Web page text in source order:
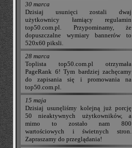
30 marca
Dzisiaj usunięci zostali dwaj
użytkownicy łamiący regulamin
top50.com.pl. Przypominamy, że
dopuszczalne wymiary bannerów to
520x60 piksli.
28 marca
Toplista top50.com.pl otrzymała
PageRank 6! Tym bardziej zachęcamy
do zapisania się i promowania na
top50.com.pl.
15 maja
Dzisiaj usunęliśmy kolejną już porcję
50 nieaktywnych użytkowników, a
mimo to zostało nam 800
wartościowych i świetnych stron.
Zapraszamy do przeglądania!